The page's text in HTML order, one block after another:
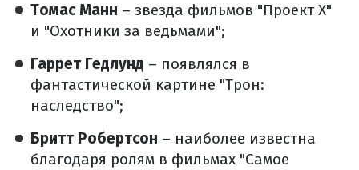
Томас Манн – звезда фильмов "Проект X"
и "Охотники за ведьмами";
Гаррет Гедлунд – появлялся в
фантастической картине "Трон:
наследство";
Бритт Робертсон – наиболее известна
благодаря ролям в фильмах "Самое